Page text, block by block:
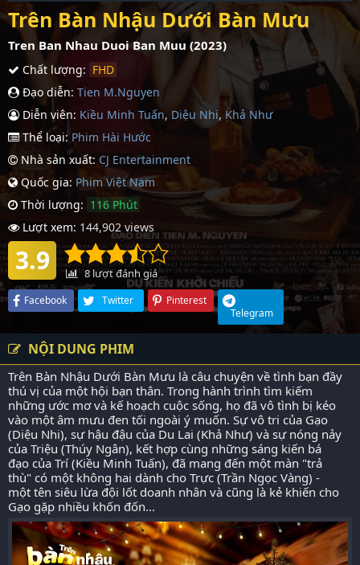
Trên Bàn Nhậu Dưới Bàn Mưu
Tren Ban Nhau Duoi Ban Muu (2023)
Chất lượng: FHD
Đạo diễn: Tien M.Nguyen
Diễn viên: Kiều Minh Tuấn, Diệu Nhi, Khả Như
Thể loại: Phim Hài Hước
Nhà sản xuất: CJ Entertainment
Quốc gia: Phim Việt Nam
Thời lượng: 116 Phút
Lượt xem: 144,902 views
3.9 8 lượt đánh giá
Facebook Twitter
Pinterest
Telegram
NỘI DUNG PHIM
Trên Bàn Nhậu Dưới Bàn Mưu là câu chuyện về tình bạn đầy
thú vị của một hội bạn thân. Trong hành trình tìm kiếm
những ước mơ và kế hoạch cuộc sống, họ đã vô tình bị kéo
vào một âm mưu đen tối ngoài ý muốn. Sự vô tri của Gạo
(Diệu Nhi), sự hậu đậu của Du Lai (Khả Như) và sự nóng nảy
của Triệu (Thúy Ngân), kết hợp cùng những sáng kiến bá
đạo của Trí (Kiều Minh Tuấn), đã mang đến một màn "trả
thù" có một không hai dành cho Trực (Trần Ngọc Vàng) -
một tên siêu lừa đội lốt doanh nhân và cũng là kẻ khiến cho
Gạo gặp nhiều khốn đốn...